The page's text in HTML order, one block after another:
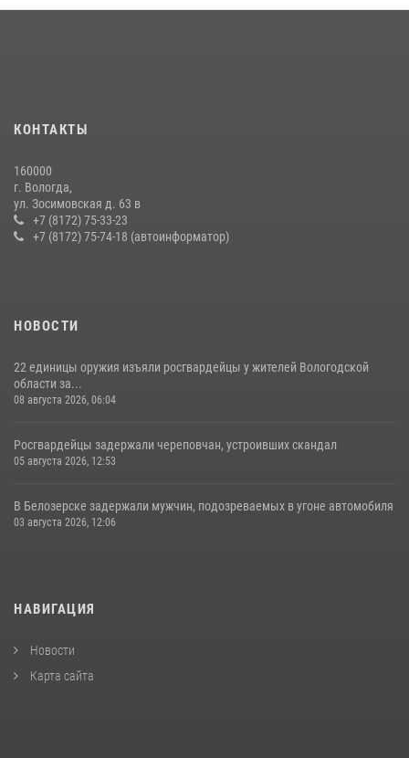
Росгвардии в Вологодской области
26 единиц оружия сдали росгвардейцам добровольно жители
Вологодской области за минувшую неделю
11 июля 2026, 05:49
КОНТАКТЫ
160000
г. Вологда,
ул. Зосимовская д. 63 в
+7 (8172) 75-33-23
+7 (8172) 75-74-18 (автоинформатор)
НОВОСТИ
22 единицы оружия изъяли росгвардейцы у жителей Вологодской
области за...
08 августа 2026, 06:04
Росгвардейцы задержали череповчан, устроивших скандал
05 августа 2026, 12:53
В Белозерске задержали мужчин, подозреваемых в угоне автомобиля
03 августа 2026, 12:06
НАВИГАЦИЯ
Новости
Карта сайта